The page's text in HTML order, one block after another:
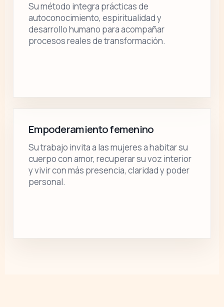
Su método integra prácticas de
autoconocimiento, espiritualidad y
desarrollo humano para acompañar
procesos reales de transformación.
Empoderamiento femenino
Su trabajo invita a las mujeres a habitar su
cuerpo con amor, recuperar su voz interior
y vivir con más presencia, claridad y poder
personal.